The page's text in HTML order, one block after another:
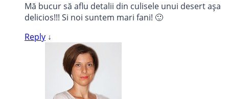
Mă bucur să aflu detalii din culisele unui desert aşa
delicios!!! Si noi suntem mari fani! 🙂
Reply ↓